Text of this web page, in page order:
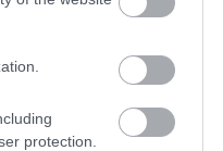
protection.